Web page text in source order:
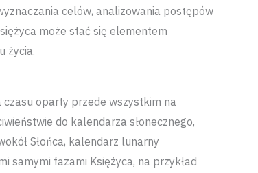
celów, analizowania postępów
może stać się elementem
życia.
oparty przede wszystkim na
do kalendarza słonecznego,
Słońca, kalendarz lunarny
samymi fazami Księżyca, na przykład